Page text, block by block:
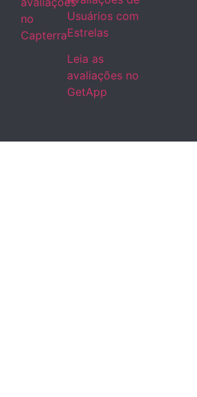
no
Capterra
Leia as
avaliações no
GetApp